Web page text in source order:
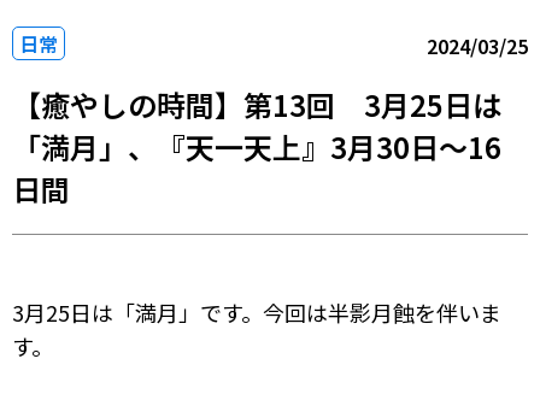
日常 2024/03/25
【癒やしの時間】第13回 3月25日は
「満月」、『天一天上』3月30日～16
日間
3月25日は「満月」です。今回は半影月蝕を伴いま
す。